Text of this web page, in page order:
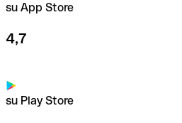
su App Store
4,7
su Play Store